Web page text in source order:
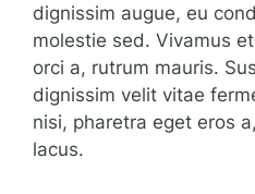
dignissim augue, eu
molestie sed. Vivamus
orci a, rutrum mauris.
dignissim velit vitae
nisi, pharetra eget eros
lacus.